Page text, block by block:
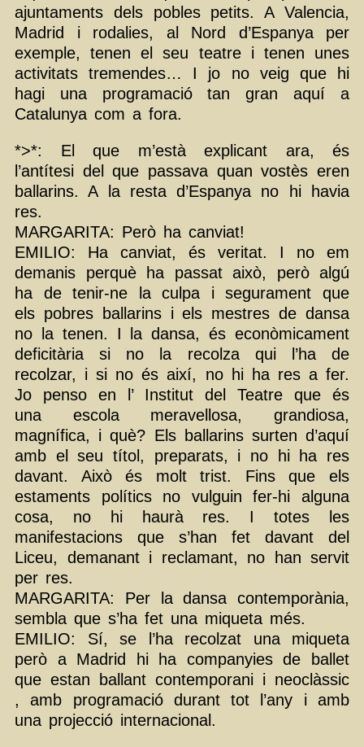
ajuntaments dels pobles petits. A Valencia,
Madrid i rodalies, al Nord d’Espanya per
exemple, tenen el seu teatre i tenen unes
activitats tremendes… I jo no veig que hi
hagi una programació tan gran aquí a
Catalunya com a fora.
*>*: El que m’està explicant ara, és
l’antítesi del que passava quan vostès eren
ballarins. A la resta d’Espanya no hi havia
res.
MARGARITA: Però ha canviat!
EMILIO: Ha canviat, és veritat. I no em
demanis perquè ha passat això, però algú
ha de tenir-ne la culpa i segurament que
els pobres ballarins i els mestres de dansa
no la tenen. I la dansa, és econòmicament
deficitària si no la recolza qui l’ha de
recolzar, i si no és així, no hi ha res a fer.
Jo penso en l’ Institut del Teatre que és
una escola meravellosa, grandiosa,
magnífica, i què? Els ballarins surten d’aquí
amb el seu títol, preparats, i no hi ha res
davant. Això és molt trist. Fins que els
estaments polítics no vulguin fer-hi alguna
cosa, no hi haurà res. I totes les
manifestacions que s’han fet davant del
Liceu, demanant i reclamant, no han servit
per res.
MARGARITA: Per la dansa contemporània,
sembla que s’ha fet una miqueta més.
EMILIO: Sí, se l’ha recolzat una miqueta
però a Madrid hi ha companyies de ballet
que estan ballant contemporani i neoclàssic
, amb programació durant tot l’any i amb
una projecció internacional.